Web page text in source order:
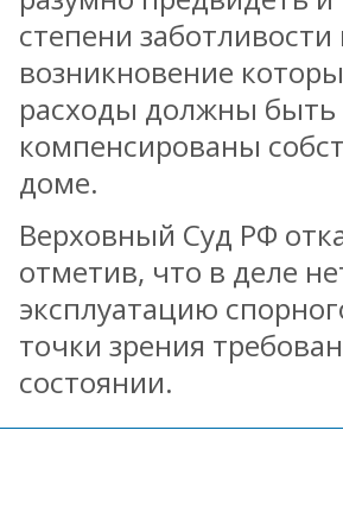
степени
возникновение
расходы должны быть
компенсированы
доме.
Верховный Суд РФ
отметив, что в деле
эксплуатацию
точки зрения
состоянии.